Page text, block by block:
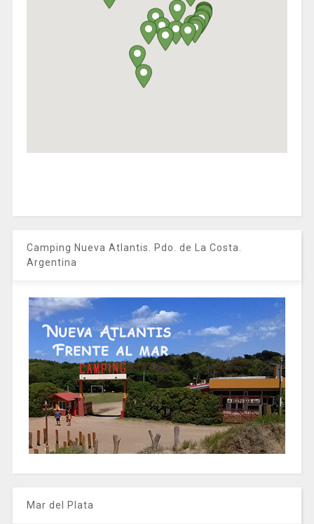
Camping Nueva Atlantis. Pdo. de La Costa.
Argentina
Mar del Plata